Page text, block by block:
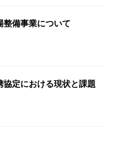
整備事業について
定における現状と課題